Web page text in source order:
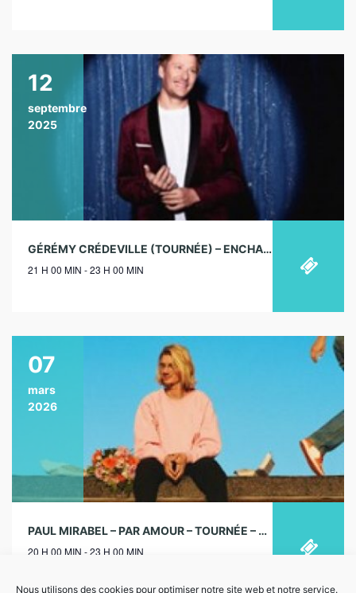
Nous utilisons des cookies pour optimiser notre site web et notre service.
12
septembre
2025
GÉRÉMY CRÉDEVILLE (TOURNÉE) – ENCHANTEUR – 12/09/2025
21 H 00 MIN - 23 H 00 MIN
07
mars
2026
PAUL MIRABEL – PAR AMOUR – TOURNÉE – 07/03/2026
20 H 00 MIN - 23 H 00 MIN